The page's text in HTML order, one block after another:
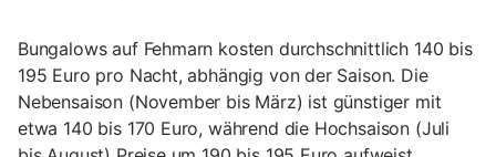
Bungalows auf Fehmarn kosten durchschnittlich 140 bis
195 Euro pro Nacht, abhängig von der Saison. Die
Nebensaison (November bis März) ist günstiger mit
etwa 140 bis 170 Euro, während die Hochsaison (Juli